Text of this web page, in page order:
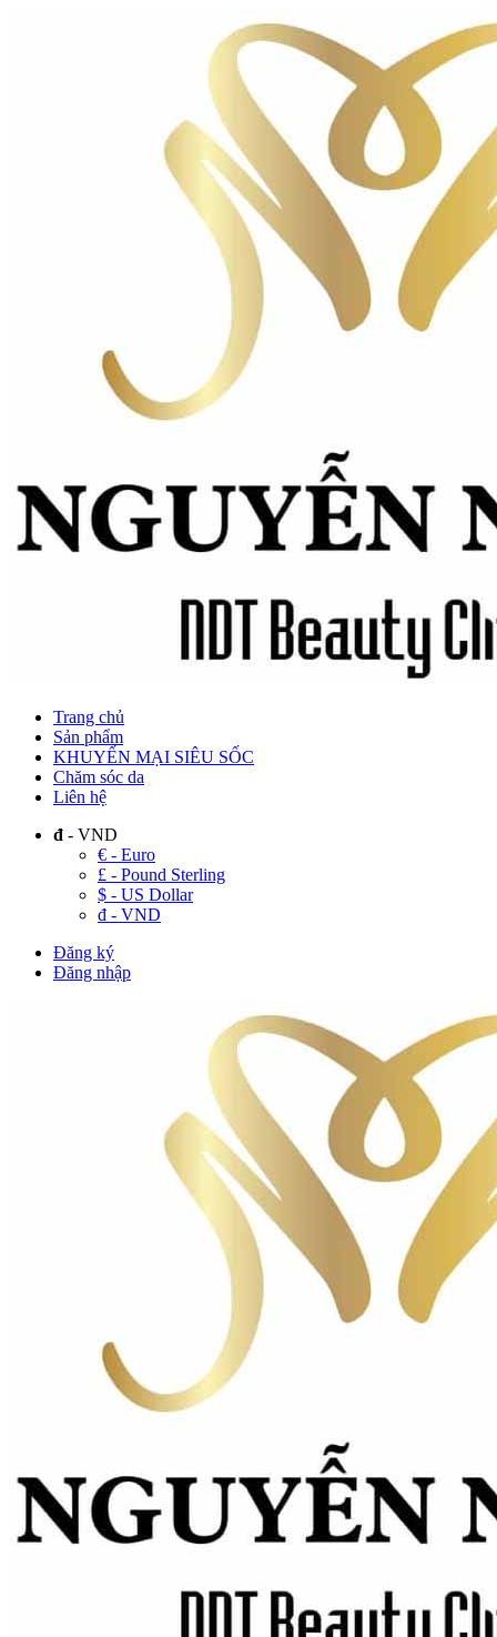
Trang chủ
Sản phẩm
KHUYẾN MẠI SIÊU SỐC
Chăm sóc da
Liên hệ
đ - VND
€ - Euro
£ - Pound Sterling
$ - US Dollar
đ - VND
Đăng ký
Đăng nhập